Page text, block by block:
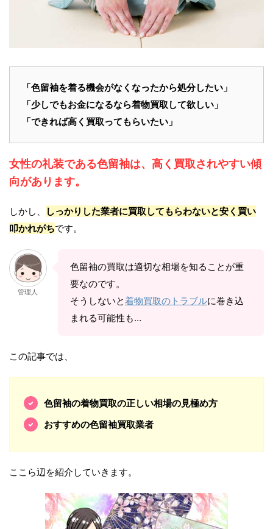
「色留袖を着る機会がなくなったから処分したい」
「少しでもお金になるなら着物買取 して欲しい」
「できれば高く買取ってもらいたい」
女性の礼装である色留袖は、高く買取されやすい傾
向があります。
しかし、
しっかりした業者に買取してもらわないと安く買い
叩かれがちです。
管理人
色留袖の買取は適切な相場を知ることが重
要なのです。
そうしないと着物買取のトラブルに巻き込
まれる可能性も…
この記事では、
色留袖の着物買取の正しい相場の見極め方
おすすめの色留袖買取業者
ここら辺を紹介していきます。